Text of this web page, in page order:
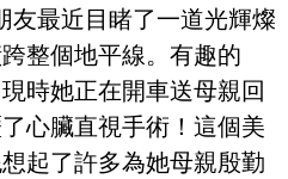
友最近目睹了一道光輝燦
整個地平線。有趣的
時她正在開車送母親回
心臟直視手術！這個美
起了許多為她母親殷勤